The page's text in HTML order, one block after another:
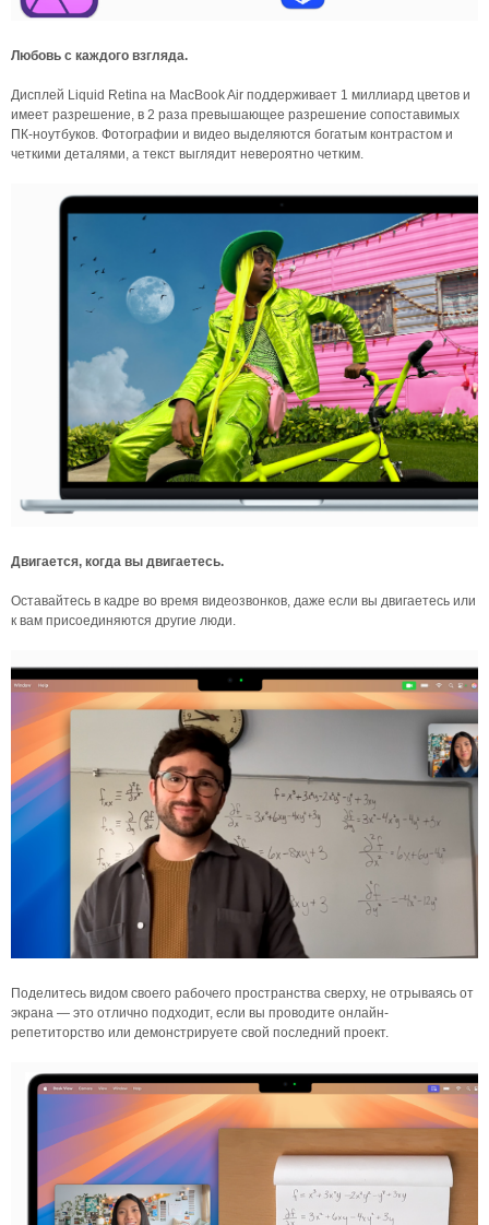
Любовь с каждого взгляда.
Дисплей Liquid Retina на MacBook Air поддерживает 1 миллиард цветов и
имеет разрешение, в 2 раза превышающее разрешение сопоставимых
ПК-ноутбуков. Фотографии и видео выделяются богатым контрастом и
четкими деталями, а текст выглядит невероятно четким.
Двигается, когда вы двигаетесь.
Оставайтесь в кадре во время видеозвонков, даже если вы двигаетесь или
к вам присоединяются другие люди.
Поделитесь видом своего рабочего пространства сверху, не отрываясь от
экрана — это отлично подходит, если вы проводите онлайн-
репетиторство или демонстрируете свой последний проект.